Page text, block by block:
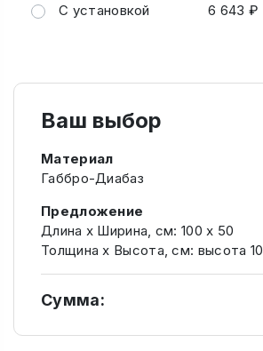
С установкой 6 643 ₽
Ваш выбор
Материал
Габбро-Диабаз
Предложение
Длина х Ширина, см: 100 х 50
Толщина х Высота, см: высота 10
Сумма: